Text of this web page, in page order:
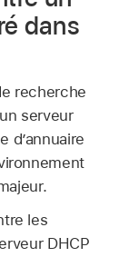
dans
recherche
serveur
d’annuaire
les
DHCP